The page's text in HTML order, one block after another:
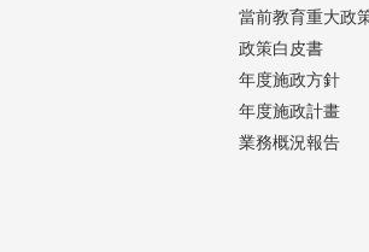
當前教育重大政
政策白皮書
年度施政方針
年度施政計畫
業務概況報告